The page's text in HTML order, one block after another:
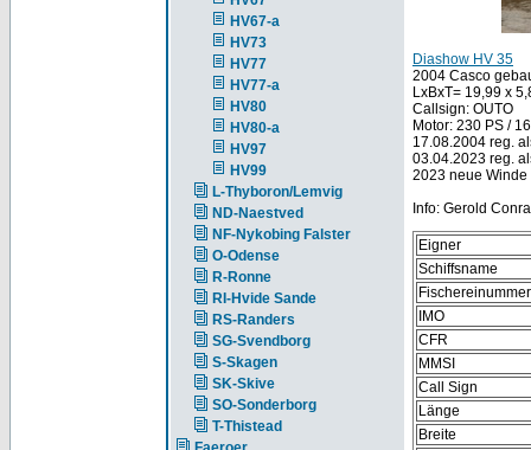
HV67-a
HV73
HV77
HV77-a
HV80
HV80-a
HV97
HV99
L-Thyboron/Lemvig
ND-Naestved
NF-Nykobing Falster
O-Odense
R-Ronne
RI-Hvide Sande
RS-Randers
SG-Svendborg
S-Skagen
SK-Skive
SO-Sonderborg
T-Thistead
Diashow HV 35
2004 Casco
LxBxT= 19,99 x
Callsign: OUTO
Motor: 230 PS /
17.08.2004 reg.
03.04.2023 reg.
2023 neue Winde
Info: Gerold
Eigner
Schiffsname
Fischereinummer
IMO
CFR
MMSI
Call Sign
Länge
Breite